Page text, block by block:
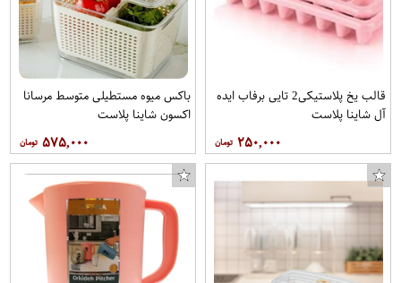
قالب یخ پلاستیکی2 تایی برفاب ایده
آل شاینا پلاست
۲۵۰,۰۰۰
باکس میوه مستطیلی متوسط مرسانا
اکسون شاینا پلاست
۵۷۵,۰۰۰